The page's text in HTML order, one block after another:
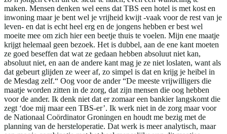
maken. Mensen denken wel eens dat TBS een hotel is met kost en
inwoning maar je bent wel je vrijheid kwijt -vaak voor de rest van je
leven- en dat is echt heel erg en de jongens hebben er best wel
moeite mee om zich hier een beetje thuis te voelen. Mijn ene maatje
krijgt helemaal geen bezoek. Het is dubbel, aan de ene kant moeten
ze goed beseffen dat wat ze gedaan hebben absoluut niet kan,
absoluut niet, en aan de andere kant mag je ze niet loslaten, want als
dat gebeurt glijden ze weer af, zo simpel is dat en krijg je heibel in
de Mesdag zelf.“ Oog voor de ander “De meeste vrijwilligers die
maatje worden zitten in de zorg, dat zijn mensen die oog hebben
voor de ander. Ik denk niet dat er zomaar een bankier langskomt die
zegt ‘doe mij maar een TBS-er’. Ik werk niet in de zorg maar voor
de Nationaal Coördinator Groningen en houdt me bezig met de
planning van de hersteloperatie. Dat werk is meer analytisch, maar